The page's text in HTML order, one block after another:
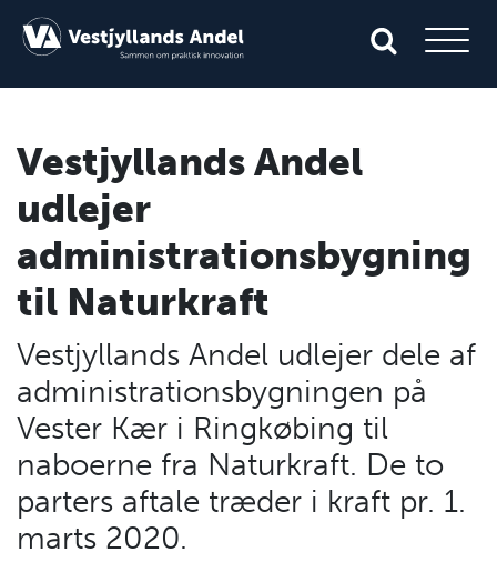
Vestjyllands Andel
udlejer
administrationsbygning
til Naturkraft
Vestjyllands Andel udlejer dele af
administrationsbygningen på
Vester Kær i Ringkøbing til
naboerne fra Naturkraft. De to
parters aftale træder i kraft pr. 1.
marts 2020.